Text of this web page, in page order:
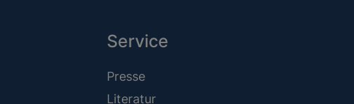
Service
Presse
Literatur